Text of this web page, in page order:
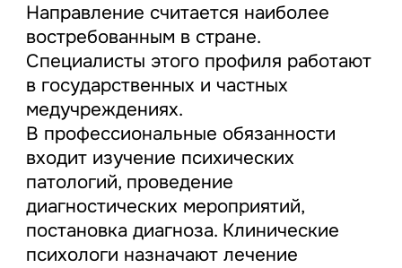
Направление считается наиболее
востребованным в стране.
Специалисты этого профиля работают
в государственных и частных
медучреждениях.
В профессиональные обязанности
входит изучение психических
патологий, проведение
диагностических мероприятий,
постановка диагноза. Клинические
психологи назначают лечение